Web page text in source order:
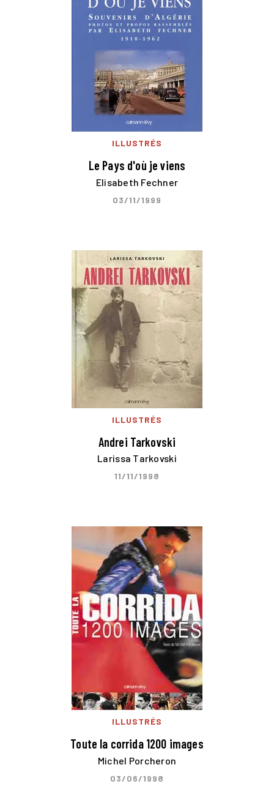
ILLUSTRÉS
Le Pays d'où je viens
Elisabeth Fechner
03/11/1999
ILLUSTRÉS
Andrei Tarkovski
Larissa Tarkovski
11/11/1998
ILLUSTRÉS
Toute la corrida 1200 images
Michel Porcheron
03/06/1998